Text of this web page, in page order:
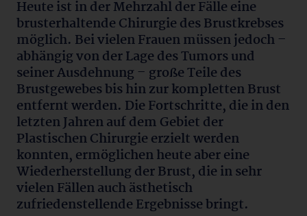
Heute ist in der Mehrzahl der Fälle eine
brusterhaltende Chirurgie des Brustkrebses
möglich. Bei vielen Frauen müssen jedoch –
abhängig von der Lage des Tumors und
seiner Ausdehnung – große Teile des
Brustgewebes bis hin zur kompletten Brust
entfernt werden. Die Fortschritte, die in den
letzten Jahren auf dem Gebiet der
Plastischen Chirurgie erzielt werden
konnten, ermöglichen heute aber eine
Wiederherstellung der Brust, die in sehr
vielen Fällen auch ästhetisch
zufriedenstellende Ergebnisse bringt.